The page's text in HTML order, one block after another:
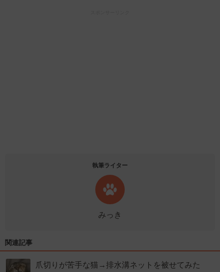
執筆ライター
みっき
関連記事
爪切りが苦手な猫→排水溝ネットを被せてみた